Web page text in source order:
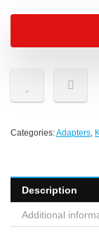
Categories:Adapters,
Description
Additional